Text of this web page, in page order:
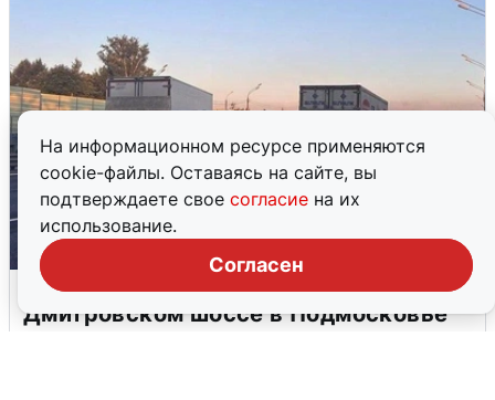
На информационном ресурсе применяются
cookie-файлы. Оставаясь на сайте, вы
подтверждаете свое согласие на их
использование.
Согласен
Пять машин столкнулись на
Дмитровском шоссе в Подмосковье